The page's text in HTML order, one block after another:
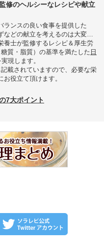
修のヘルシーなレシピや献立
ランスの良い食事を提供した
などの献立を考えるのは大変…
養士が監修するレシピ＆厚生労
質・脂質）の基準を満たした 日
現します。
載されていますので、必要な栄
役立て頂けます。
7大ポイント